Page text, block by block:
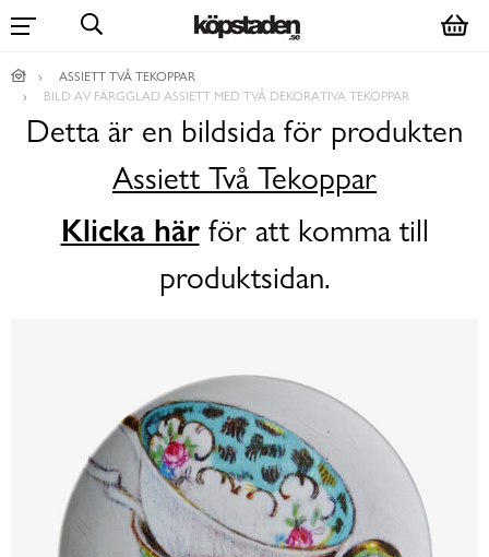
ASSIETT TVÅ TEKOPPAR
BILD AV FÄRGGLAD ASSIETT MED TVÅ DEKORATIVA TEKOPPAR
Detta är en bildsida för produkten
Assiett Två Tekoppar
Klicka härför att komma till
produktsidan.